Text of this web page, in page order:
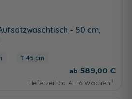
- 50 cm,
45 cm
589,00 €
Lieferzeit ca. 4 - 6 Wochen